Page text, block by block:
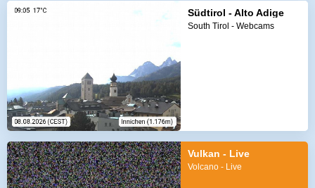
Südtirol - Alto Adige
South Tirol - Webcams
Vulkan - Live
Volcano - Live